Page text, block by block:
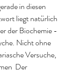
in diesen
liegt natürlich
der Biochemie -
Nicht ohne
Versuche,
Der